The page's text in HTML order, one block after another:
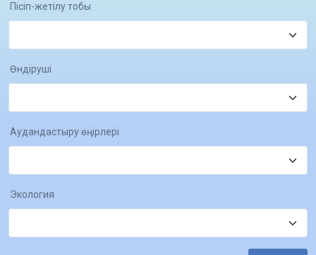
Пісіп-жетілу тобы
Өндіруші
Аудандастыру өңірлері
Экология